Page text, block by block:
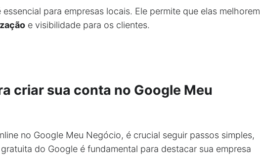
essencial para empresas locais. Ele permite que elas melhorem
e visibilidade para os clientes.
criar sua conta no Google Meu
no Google Meu Negócio, é crucial seguir passos simples,
do Google é fundamental para destacar sua empresa